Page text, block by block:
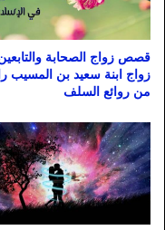
قصص زواج الصحابة
زواج ابنة سعيد بن المسيب
من روائع السلف